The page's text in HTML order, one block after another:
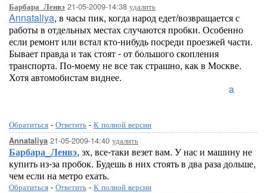
Барбара_Ленвэ 21-05-2009-14:38 удалить
Annataliya, в часы пик, когда народ едет/возвращается с
работы в отдельных местах случаются пробки. Особенно
если ремонт или встал кто-нибудь посреди проезжей части.
Бывает правда и так стоят - от большого скопления
транспорта. По-моему не все так страшно, как в Москве.
Хотя автомобистам виднее.
Обратиться - Ответить - К полной версии
Annataliya 21-05-2009-14:40 удалить
Барбара_Ленвэ, эх, все-таки везет вам. У нас и машину не
купить из-за пробок. Будешь в них стоять в два раза дольше,
чем если на метро ехать.
Обратиться - Ответить - К полной версии